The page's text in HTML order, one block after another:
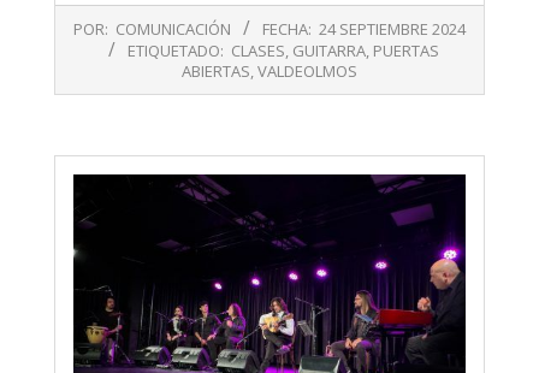
09-
POR: COMUNICACIÓN FECHA: 24 SEPTIEMBRE 2024
ETIQUETADO: CLASES, GUITARRA, PUERTAS
ABIERTAS,VALDEOLMOS